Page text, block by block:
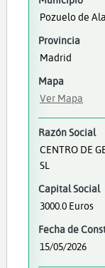
Pozuelo de
Provincia
Madrid
Mapa
Ver Mapa
Razón Social
CENTRO DE
SL
Capital Social
3000.0 Euros
Fecha de
15/05/2026